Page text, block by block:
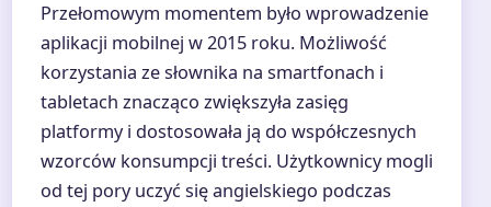
Przełomowym momentem było wprowadzenie
aplikacji mobilnej w 2015 roku. Możliwość
korzystania ze słownika na smartfonach i
tabletach znacząco zwiększyła zasięg
platformy i dostosowała ją do współczesnych
wzorców konsumpcji treści. Użytkownicy mogli
od tej pory uczyć się angielskiego podczas